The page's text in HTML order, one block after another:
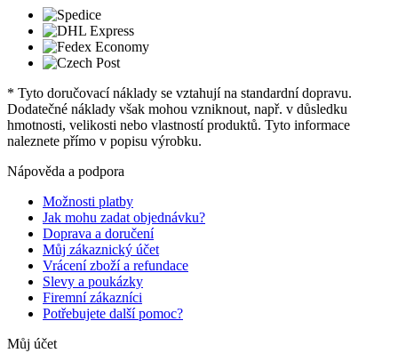
* Tyto doručovací náklady se vztahují na standardní dopravu.
Dodatečné náklady však mohou vzniknout, např. v důsledku
hmotnosti, velikosti nebo vlastností produktů. Tyto informace
naleznete přímo v popisu výrobku.
Nápověda a podpora
Možnosti platby
Jak mohu zadat objednávku?
Doprava a doručení
Můj zákaznický účet
Vrácení zboží a refundace
Slevy a poukázky
Firemní zákazníci
Potřebujete další pomoc?
Můj účet